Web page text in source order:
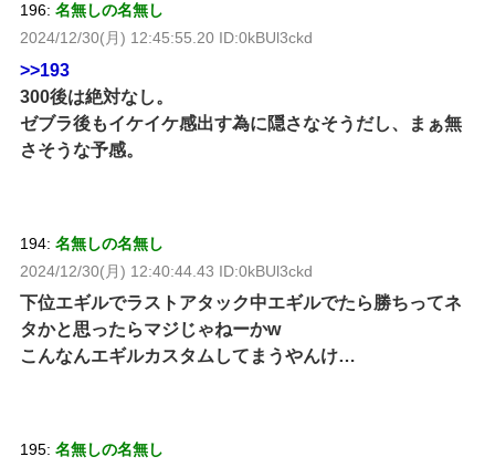
196: 名無しの名無し
2024/12/30(月) 12:45:55.20 ID:0kBUl3ckd
>>193
300後は絶対なし。
ゼブラ後もイケイケ感出す為に隠さなそうだし、まぁ無
さそうな予感。
194: 名無しの名無し
2024/12/30(月) 12:40:44.43 ID:0kBUl3ckd
下位エギルでラストアタック中エギルでたら勝ちってネ
タかと思ったらマジじゃねーかw
こんなんエギルカスタムしてまうやんけ…
195: 名無しの名無し